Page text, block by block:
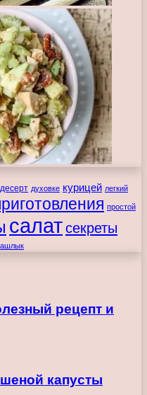
десерт духовке курицей легкий
простой
салатсекреты
рецепт и
капусты